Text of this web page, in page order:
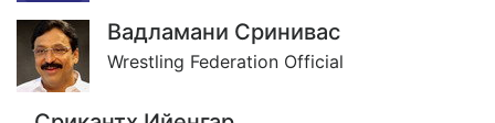
Вадламани Сринивас
Wrestling Federation Official